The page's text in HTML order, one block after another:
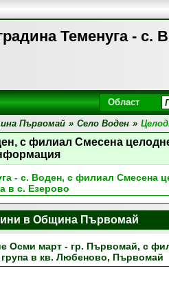
Теменуга -
Област
Първомай » Село Воден »
с филиал Смесена
- с. Воден, с филиал Смесена
в с. Езерово
в Община Първомай
Осми март - гр. Първомай, с
група в кв. Любеново, Първомай